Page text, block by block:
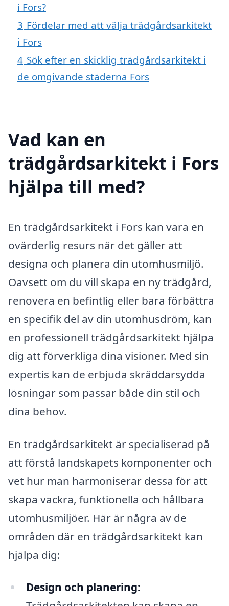
i Fors?
3 Fördelar med att välja trädgårdsarkitekt
i Fors
4 Sök efter en skicklig trädgårdsarkitekt i
de omgivande städerna Fors
Vad kan en
trädgårdsarkitekt i Fors
hjälpa till med?
En trädgårdsarkitekt i Fors kan vara en
ovärderlig resurs när det gäller att
designa och planera din utomhusmiljö.
Oavsett om du vill skapa en ny trädgård,
renovera en befintlig eller bara förbättra
en specifik del av din utomhusdröm, kan
en professionell trädgårdsarkitekt hjälpa
dig att förverkliga dina visioner. Med sin
expertis kan de erbjuda skräddarsydda
lösningar som passar både din stil och
dina behov.
En trädgårdsarkitekt är specialiserad på
att förstå landskapets komponenter och
vet hur man harmoniserar dessa för att
skapa vackra, funktionella och hållbara
utomhusmiljöer. Här är några av de
områden där en trädgårdsarkitekt kan
hjälpa dig:
Design och planering: